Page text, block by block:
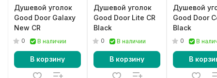
Душевой уголок
Good Door Galaxy
New CR
0 В наличии
В корзину
Душевой уголок
Good Door Lite CR
Black
0 В наличии
В корзину
Душевой
Good Door
Black
0 В
В